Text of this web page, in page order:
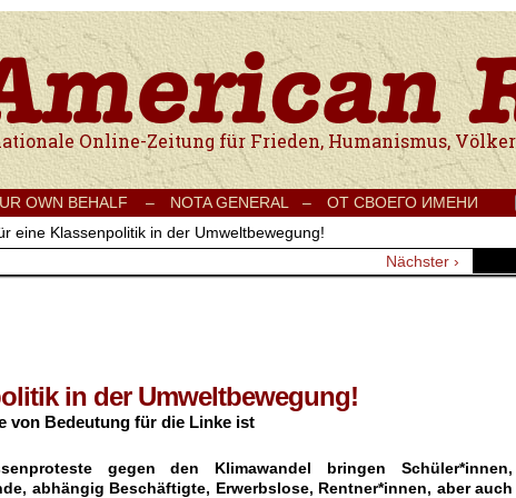
Onlinezeitung für Frieden, Humanismus, Völkerverständigung und
OWN BEHALF – NOTA GENERAL – ОТ СВОЕГО ИМЕНИ
eine Klassenpolitik in der Umweltbewegung!
Nächster ›
in der Umweltbewegung!
von Bedeutung für die Linke ist
gegen den Klimawandel bringen Schüler*innen,
abhängig Beschäftigte, Erwerbslose, Rentner*innen, aber auch